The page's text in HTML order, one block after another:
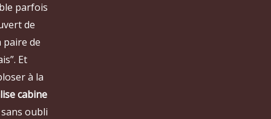
parfois
de
paire de
Et
à la
cabine
oubli